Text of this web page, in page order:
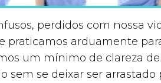
perdidos com nossa
praticamos arduamente
um mínimo de clareza
sem se deixar ser arrastado